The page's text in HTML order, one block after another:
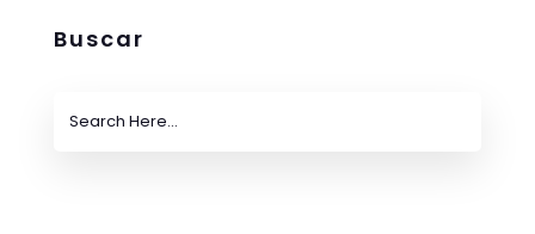
Buscar